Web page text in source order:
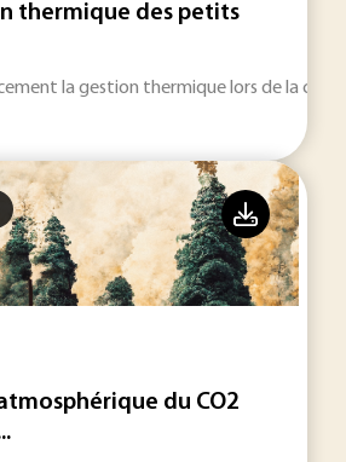
thermique des petits
la gestion thermique lors de la
du CO2